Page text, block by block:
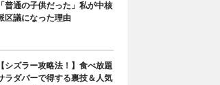
「普通の子供だった」私が中核
区議になった理由
【シズラー攻略法！】食べ放題
ラダバーで得する裏技＆人気